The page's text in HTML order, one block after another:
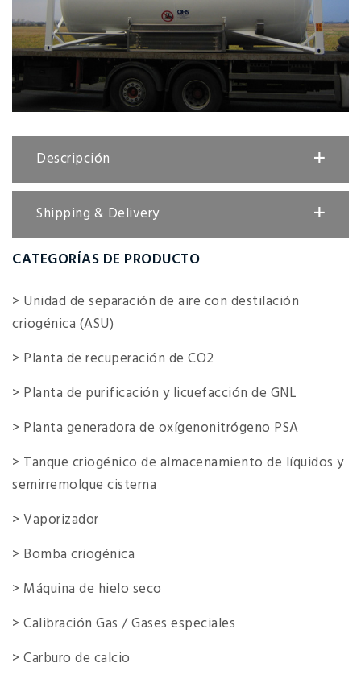
Descripción
Shipping & Delivery
CATEGORÍAS DE PRODUCTO
> Unidad de separación de aire con destilación
criogénica (ASU)
> Planta de recuperación de CO2
> Planta de purificación y licuefacción de GNL
> Planta generadora de oxígenonitrógeno PSA
> Tanque criogénico de almacenamiento de líquidos y
semirremolque cisterna
> Vaporizador
> Bomba criogénica
> Máquina de hielo seco
> Calibración Gas / Gases especiales
> Carburo de calcio